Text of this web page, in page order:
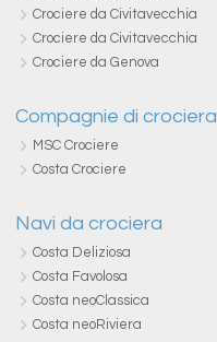
Crociere da Civitavecchia
Crociere da Civitavecchia
Crociere da Genova
Compagnie di crociera
MSC Crociere
Costa Crociere
Navi da crociera
Costa Deliziosa
Costa Favolosa
Costa neoClassica
Costa neoRiviera